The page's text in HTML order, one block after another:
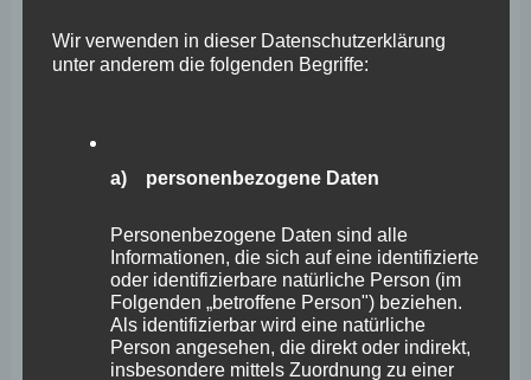
begleitet.
der ursprünglichen Konzeption zugesagt und nachdem
eine Ein-Standort-Lösung in Koblenz angestrebt wurde,
auch dafür eine umfassende Förderung im Rahmen der
Krankenhausinvestitionsfinanzierung in Aussicht
Wir verwenden in dieser Datenschutzerklärung
unter anderem die folgenden Begriffe:
a) personenbezogene Daten
Personenbezogene Daten sind alle
Informationen, die sich auf eine identifizierte
oder identifizierbare natürliche Person (im
Folgenden „betroffene Person") beziehen.
Als identifizierbar wird eine natürliche
Person angesehen, die direkt oder indirekt,
insbesondere mittels Zuordnung zu einer